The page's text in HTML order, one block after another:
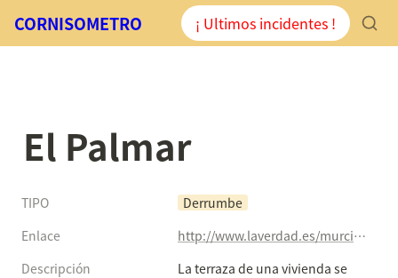
CORNISOMETRO ¡ Ultimos incidentes !
El Palmar
TIPO
Derrumbe
Enlace
http://www.laverdad.es/murcia/ciudad-murcia/201701/28/balcon-rosales-derrumba-20170128120701.html?ns_campaign=rrss&ns_mchannel=boton&ns_fee=0&ns_source=tw&ns_linkname=ciudad-murcia
Descripción
La terraza de una vivienda se